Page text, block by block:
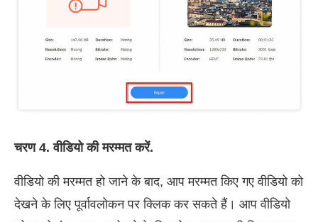
चरण 4. वीडियो की मरम्मत करें.
वीडियो की मरम्मत हो जाने के बाद, आप मरम्मत किए गए वीडियो को
देखने के लिए पूर्वावलोकन पर क्लिक कर सकते हैं। आप वीडियो